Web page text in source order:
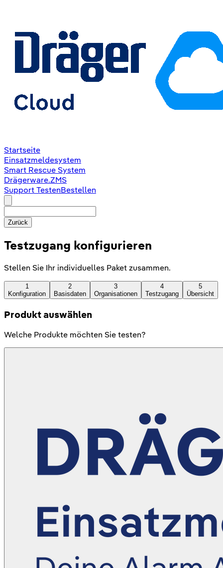
Startseite
Einsatzmeldesystem
Smart Rescue System
Drägerware.ZMS
Support TestenBestellen
Zurück
Testzugang konfigurieren
Stellen Sie Ihr individuelles Paket zusammen.
1
Konfiguration
2
Basisdaten
3
Organisationen
4
Testzugang
5
Übersicht
Produkt auswählen
Welche Produkte möchten Sie testen?